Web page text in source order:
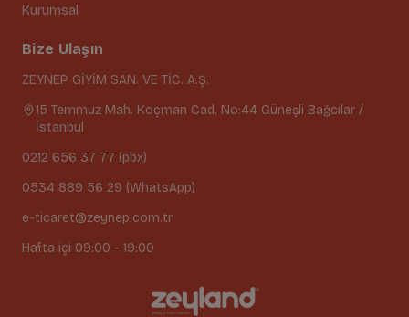
Kurumsal
Bize Ulaşın
ZEYNEP GİYİM SAN. VE TİC. A.Ş.
15 Temmuz Mah. Koçman Cad. No:44 Güneşli Bağcılar /
İstanbul
0212 656 37 77 (pbx)
0534 889 56 29 (WhatsApp)
e-ticaret@zeynep.com.tr
Hafta içi 09:00 - 19:00